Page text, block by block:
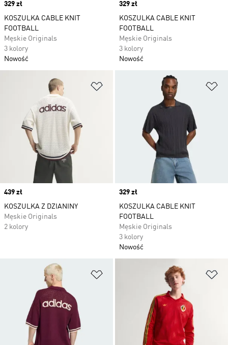
Price
329 zł
KOSZULKA CABLE KNIT
FOOTBALL
Męskie Originals
3 kolory
Nowość
Price
329 zł
KOSZULKA CABLE KNIT
FOOTBALL
Męskie Originals
3 kolory
Nowość
Dodaj do listy życzeń
Price
439 zł
KOSZULKA Z DZIANINY
Męskie Originals
2 kolory
Price
329 zł
KOSZULKA CABLE KNIT
FOOTBALL
Męskie Originals
3 kolory
Nowość
Dodaj do listy życzeń